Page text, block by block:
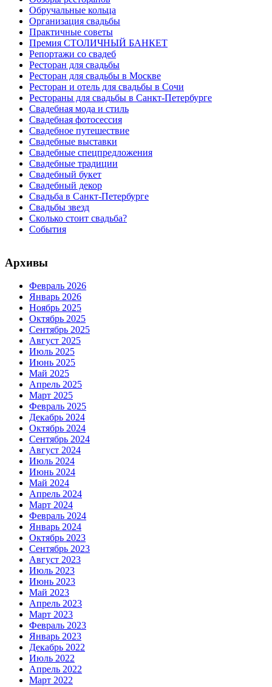
Обручальные кольца
Организация свадьбы
Практичные советы
Премия СТОЛИЧНЫЙ БАНКЕТ
Репортажи со свадеб
Ресторан для свадьбы
Ресторан для свадьбы в Москве
Ресторан и отель для свадьбы в Сочи
Рестораны для свадьбы в Санкт-Петербурге
Свадебная мода и стиль
Свадебная фотосессия
Свадебное путешествие
Свадебные выставки
Свадебные спецпредложения
Свадебные традиции
Свадебный букет
Свадебный декор
Свадьба в Санкт-Петербурге
Свадьбы звезд
Сколько стоит свадьба?
События
Архивы
Февраль 2026
Январь 2026
Ноябрь 2025
Октябрь 2025
Сентябрь 2025
Август 2025
Июль 2025
Июнь 2025
Май 2025
Апрель 2025
Март 2025
Февраль 2025
Декабрь 2024
Октябрь 2024
Сентябрь 2024
Август 2024
Июль 2024
Июнь 2024
Май 2024
Апрель 2024
Март 2024
Февраль 2024
Январь 2024
Октябрь 2023
Сентябрь 2023
Август 2023
Июль 2023
Июнь 2023
Май 2023
Апрель 2023
Март 2023
Февраль 2023
Январь 2023
Декабрь 2022
Июль 2022
Апрель 2022
Март 2022